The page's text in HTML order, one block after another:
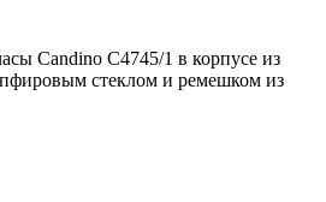
Candino C4745/1 в корпусе из
стеклом и ремешком из